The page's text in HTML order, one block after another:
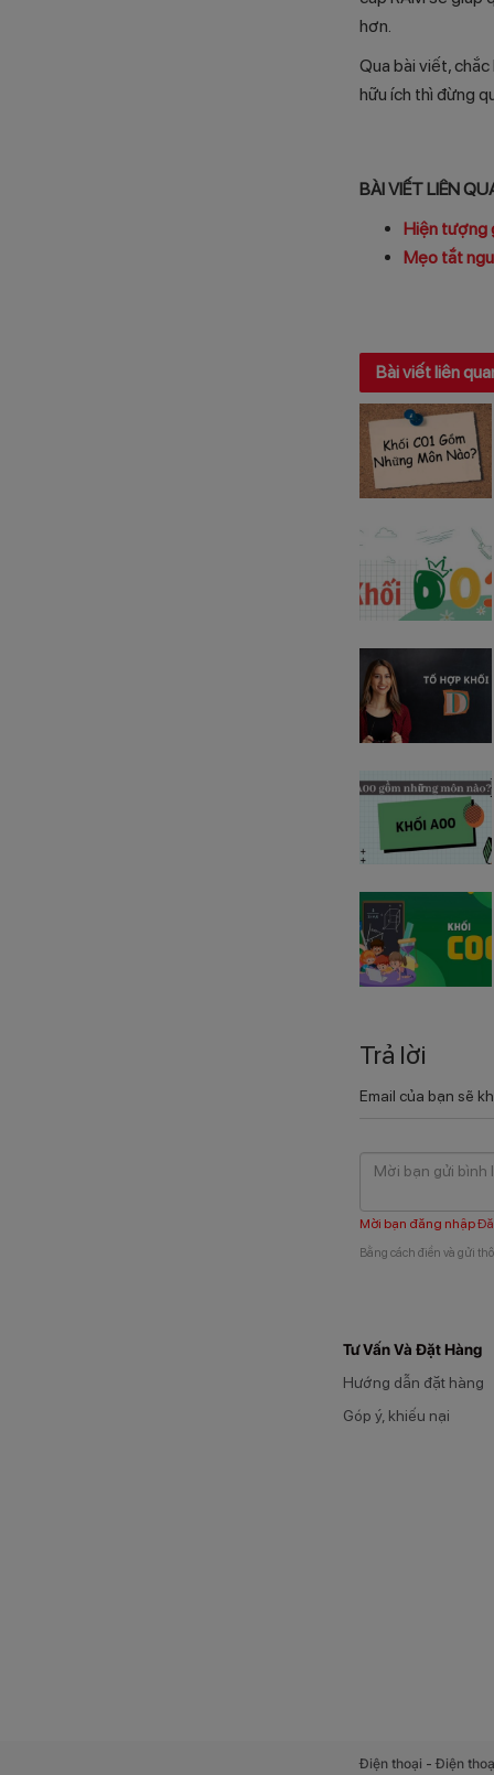
hơn.
Qua bài viết,
hữu ích thì đừng
BÀI VIẾT LIÊN
Hiện tượng
Mẹo tắt
Bài viết liên
Trả lời
Email của bạn sẽ
Mời bạn đăng nhập
Bằng cách điền và gửi
Tư Vấn Và Đặt Hàng
Hướng dẫn đặt hàng
Góp ý, khiếu nại
Điện thoại -Điện